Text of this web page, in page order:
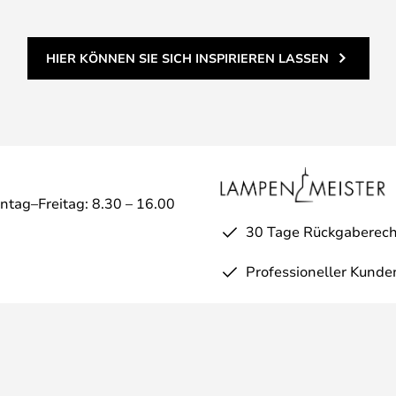
HIER KÖNNEN SIE SICH INSPIRIEREN LASSEN
8.30 – 16.00
30 Tage
Professioneller